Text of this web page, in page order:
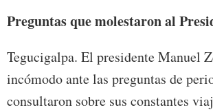
Preguntas que molestaron al
Tegucigalpa. El presidente Manuel
incómodo ante las preguntas de
consultaron sobre sus constantes